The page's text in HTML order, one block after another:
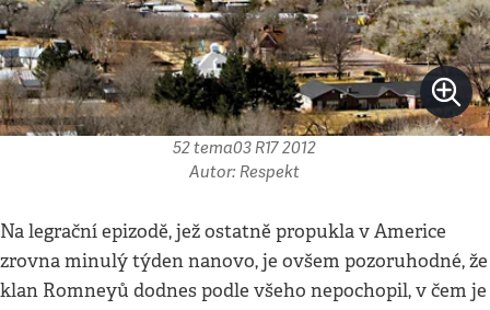
52 tema03 R17 2012
Autor: Respekt
Na legrační epizodě, jež ostatně propukla v Americe
zrovna minulý týden nanovo, je ovšem pozoruhodné, že
klan Romneyů dodnes podle všeho nepochopil, v čem je